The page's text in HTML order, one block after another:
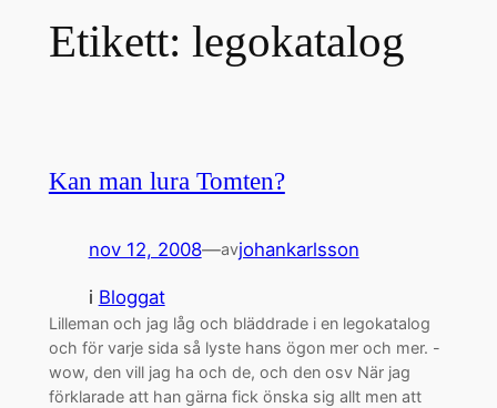
Etikett: legokatalog
Kan man lura Tomten?
nov 12, 2008—avjohankarlsson
i Bloggat
Lilleman och jag låg och bläddrade i en legokatalog
och för varje sida så lyste hans ögon mer och mer. -
wow, den vill jag ha och de, och den osv När jag
förklarade att han gärna fick önska sig allt men att